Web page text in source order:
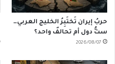
حربُ إيران تَختَبِرُ الخليج العربي…
ستُّ دول أم تحالفٌ واحد؟
2026/08/07